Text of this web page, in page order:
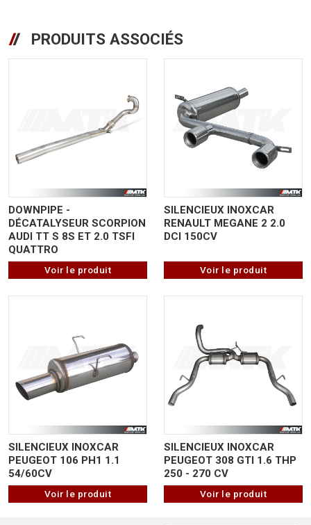
PRODUITS ASSOCIÉS
DOWNPIPE -
DÉCATALYSEUR SCORPION
AUDI TT S 8S ET 2.0 TSFI
QUATTRO
Voir le produit
SILENCIEUX INOXCAR
RENAULT MEGANE 2 2.0
DCI 150CV
Voir le produit
SILENCIEUX INOXCAR
PEUGEOT 106 PH1 1.1
54/60CV
Voir le produit
SILENCIEUX INOXCAR
PEUGEOT 308 GTI 1.6 THP
250 - 270 CV
Voir le produit